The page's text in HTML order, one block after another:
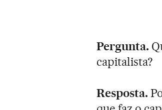
Pergunta.
capitalista?
Resposta.